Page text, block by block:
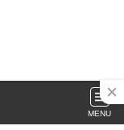
MENU